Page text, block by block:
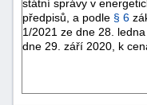
státní správy v
předpisů, a podle § 6
1/2021 ze dne 28.
dne 29. září 2020, k